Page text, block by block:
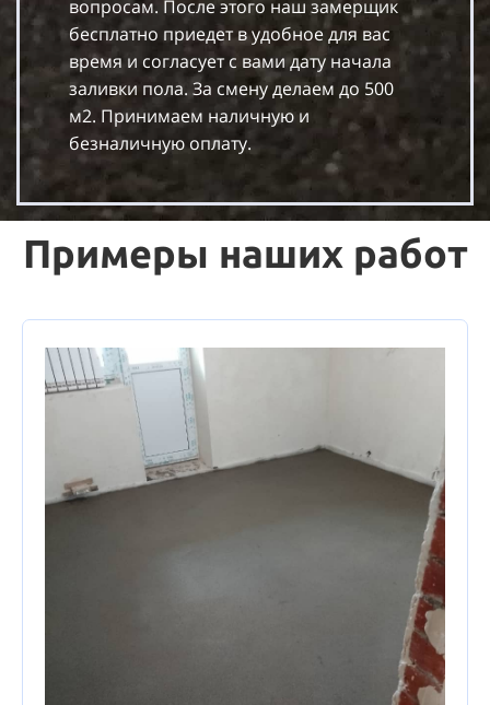
вопросам. После этого наш замерщик
бесплатно приедет в удобное для вас
время и согласует с вами дату начала
заливки пола. За смену делаем до 500
м2. Принимаем наличную и
безналичную оплату.
Примеры наших работ